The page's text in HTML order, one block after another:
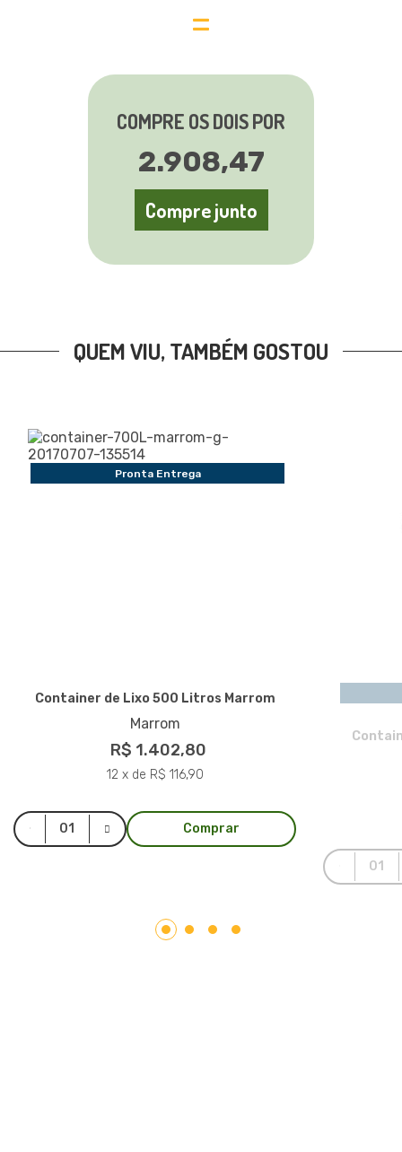
=
COMPRE OS DOIS POR
2.908,47
Compre junto
QUEM VIU, TAMBÉM GOSTOU
Pronta Entrega
Container de Lixo 500 Litros Marrom
Marrom
R$ 1.402,80
12 x de R$ 116,90
Comprar